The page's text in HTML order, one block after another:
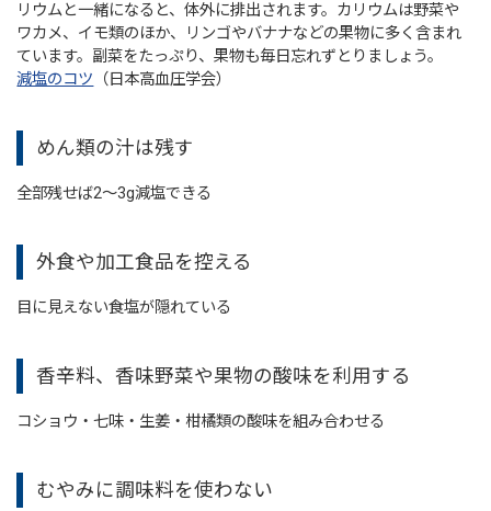
リウムと一緒になると、体外に排出されます。カリウムは野菜や
ワカメ、イモ類のほか、リンゴやバナナなどの果物に多く含まれ
ています。副菜をたっぷり、果物も毎日忘れずとりましょう。
減塩のコツ （日本高血圧学会）
めん類の汁は残す
全部残せば2～3g減塩できる
外食や加工食品を控える
目に見えない食塩が隠れている
香辛料、香味野菜や果物の酸味を利用する
コショウ・七味・生姜・柑橘類の酸味を組み合わせる
むやみに調味料を使わない